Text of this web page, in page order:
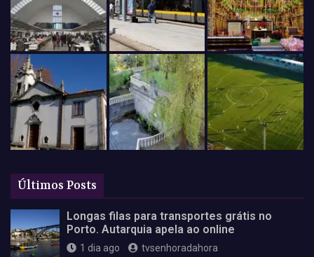
Últimos Posts
Longas filas para transportes grátis no
Porto. Autarquia apela ao online
1 dia ago tvsenhoradahora